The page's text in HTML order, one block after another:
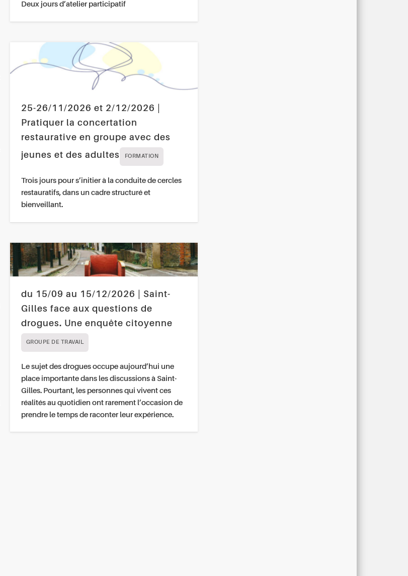
Deux jours d’atelier participatif
25-26/11/2026 et 2/12/2026 |
Pratiquer la concertation
restaurative en groupe avec des
jeunes et des adultes
FORMATION
Trois jours pour s’initier à la conduite de cercles
restauratifs, dans un cadre structuré et
bienveillant.
du 15/09 au 15/12/2026 | Saint-
Gilles face aux questions de
drogues. Une enquête citoyenne
GROUPE DE TRAVAIL
Le sujet des drogues occupe aujourd’hui une
place importante dans les discussions à Saint-
Gilles. Pourtant, les personnes qui vivent ces
réalités au quotidien ont rarement l’occasion de
prendre le temps de raconter leur expérience.